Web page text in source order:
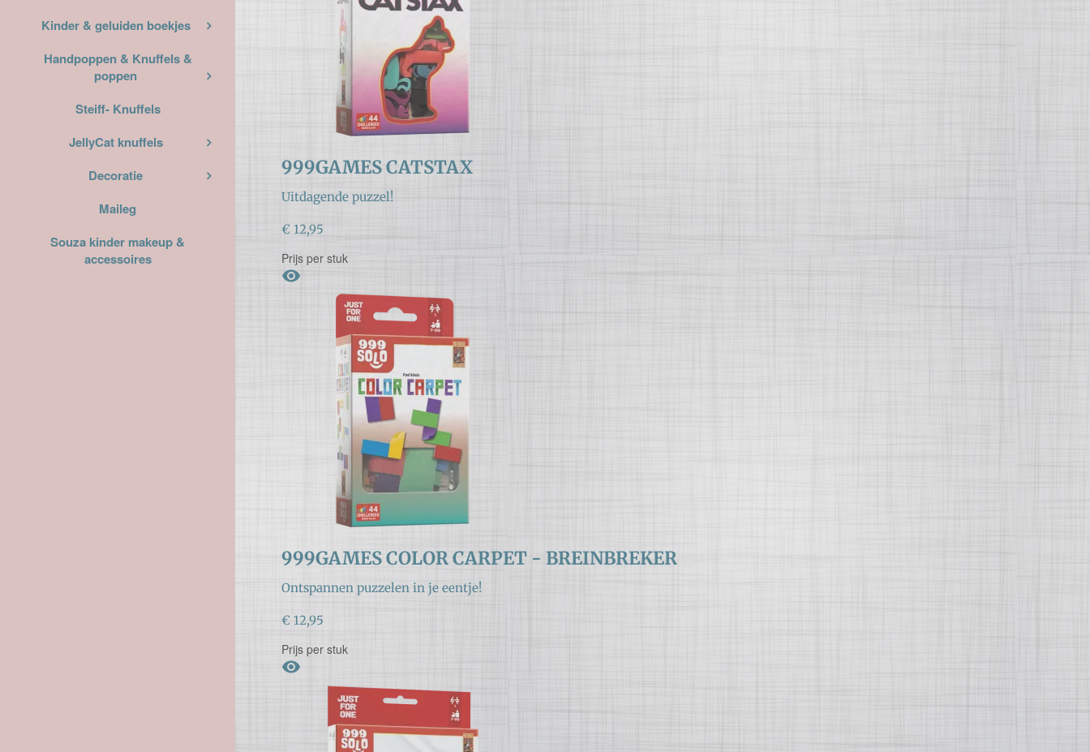
Kinder & geluiden boekjes
Handpoppen & Knuffels &
poppen
Steiff- Knuffels
JellyCat knuffels
Decoratie
Maileg
Souza kinder makeup &
accessoires
999GAMES CATSTAX
Uitdagende puzzel!
€ 12,95
Prijs per stuk

999GAMES COLOR CARPET - BREINBREKER
Ontspannen puzzelen in je eentje!
€ 12,95
Prijs per stuk
